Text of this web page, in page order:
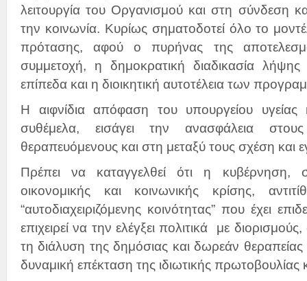
λειτουργία του Οργανισμού και στη σύνδεση
την κοινωνία. Κυρίως σηματοδοτεί όλο το
πρότασης, αφού ο πυρήνας της
συμμετοχή, η δημοκρατική διαδικασία
επίπεδα και η διοικητική αυτοτέλεια των
Η αιφνίδια απόφαση του υπουργείου υγείας
συθέμελα, εισάγει την ανασφάλεια
θεραπευόμενους και στη μεταξύ τους σχέση και
Πρέπει να καταγγελθεί ότι η κυβέρνηση,
οικονομικής και κοινωνικής κρίσης,
“αυτοδιαχειριζόμενης κοινότητας” που έχει
επιχειρεί να την ελέγξει πολιτικά με
τη διάλυση της δημόσιας και δωρεάν θεραπείας
δυναμική επέκταση της ιδιωτικής